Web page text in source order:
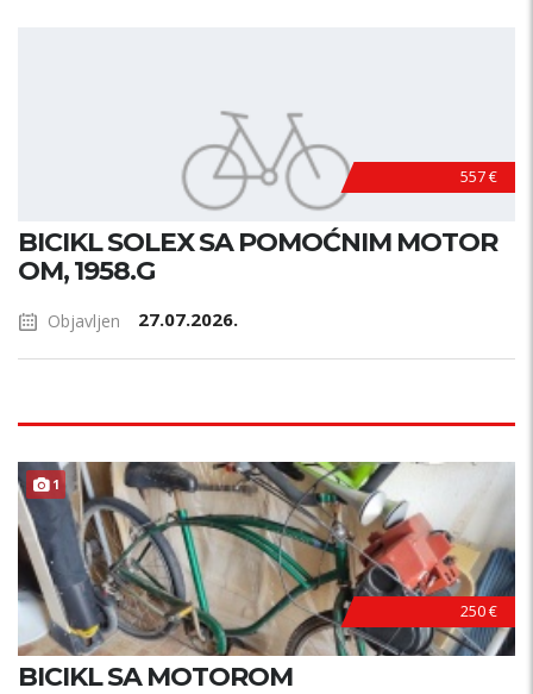
557 €
BICIKL SOLEX SA POMOĆNIM MOTOR
OM, 1958.G
Objavljen 27.07.2026.
1
250 €
BICIKL SA MOTOROM